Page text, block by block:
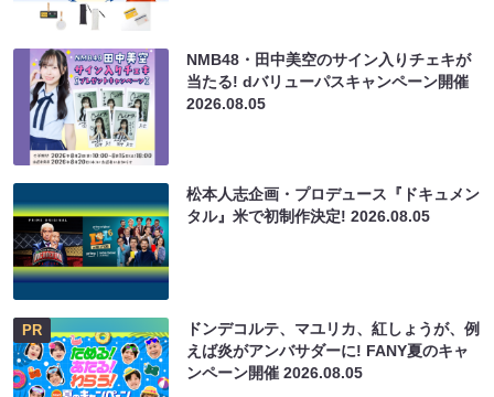
NMB48・田中美空のサイン入りチェキが
当たる! dバリューパスキャンペーン開催
2026.08.05
松本人志企画・プロデュース『ドキュメン
タル』米で初制作決定!2026.08.05
PR
ドンデコルテ、マユリカ、紅しょうが、例
えば炎がアンバサダーに! FANY夏のキャ
ンペーン開催2026.08.05